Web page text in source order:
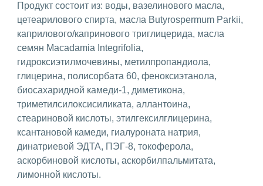
Продукт состоит из: воды, вазелинового масла,
цетеарилового спирта, масла Butyrospermum Parkii,
каприлового/капринового триглицерида, масла
семян Macadamia Integrifolia,
гидроксиэтилмочевины, метилпропандиола,
глицерина, полисорбата 60, феноксиэтанола,
биосахаридной камеди-1, диметикона,
триметилсилоксисиликата, аллантоина,
стеариновой кислоты, этилгексилглицерина,
ксантановой камеди, гиалуроната натрия,
динатриевой ЭДТА, ПЭГ-8, токоферола,
аскорбиновой кислоты, аскорбилпальмитата,
лимонной кислоты.